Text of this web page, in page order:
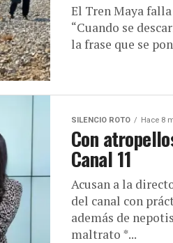
El Tren Maya
“Cuando se
la frase que se
SILENCIO ROTO Hace 8
Con
Canal 11
Acusan a la
del canal con
además de
maltrato *...